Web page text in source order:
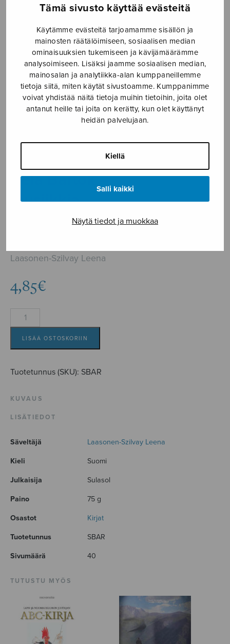
Tämä sivusto käyttää evästeitä
Käytämme evästeitä tarjoamamme sisällön ja
mainosten räätälöimiseen, sosiaalisen median
ominaisuuksien tukemiseen ja kävijämäärämme
analysoimiseen. Lisäksi jaamme sosiaalisen median,
mainosalan ja analytiikka-alan kumppaneillemme
tietoja siitä, miten käytät sivustoamme. Kumppanimme
voivat yhdistää näitä tietoja muihin tietoihin, joita olet
antanut heille tai joita on kerätty, kun olet käyttänyt
heidän palvelujaan.
Kiellä
Salli kaikki
Näytä tiedot ja muokkaa
› Nuottikauppa › Kirjat
Béla Bartók –
musiikkia puhtaasta lähteestä
Béla Bartók –
musiikkia
puhtaasta
Laasonen-Szilvay Leena
4,85€
Béla
Bartók
musiikkia
LISÄÄ OSTOSKORIIN
Tuotetunnus (SKU): SBAR
KUVAUS
LISÄTIEDOT
Säveltäjä Laasonen-Szilvay Leena
Kieli Suomi
Julkaisija Sulasol
Paino 75 g
Osastot Kirjat
Tuotetunnus SBAR
Sivumäärä 40
TUTUSTU MYÖS